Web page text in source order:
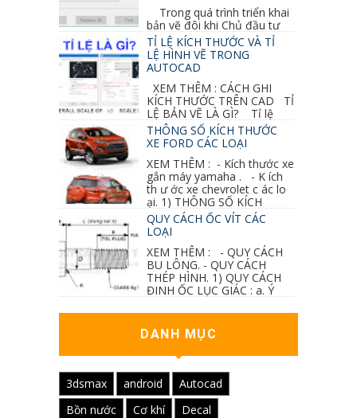
Trong quá trình triển khai
bản vẽ đôi khi Chủ đầu tư
thay đổi thiết kế hoặc do bản vẽ mình ghi chú
sai mục nào đó...
TỈ LỆ KÍCH THƯỚC VÀ TỈ
LỆ HÌNH VẼ TRONG
AUTOCAD
XEM THÊM : CÁCH GHI
KÍCH THƯỚC TRÊN CAD TỈ
LỆ BẢN VẼ LÀ GÌ? Tỉ lệ
của hình vẽ trong bản vẽ thiết kế kiến trúc...
THÔNG SỐ KÍCH THƯỚC
XE FORD CÁC LOẠI
XEM THÊM : - Kích thước xe
gắn máy yamaha . - K ích
th ư ớc xe chevrolet c ác lo
ại. 1) THÔNG SỐ KÍCH
QUY CÁCH ỐC VÍT CÁC
LOẠI
XEM THÊM : - QUY CÁCH
BU LÔNG. - QUY CÁCH
THÉP HÌNH. 1) QUY CÁCH
ĐINH ỐC LỤC GIÁC : a. Ý
DANH MỤC
3dsmax android
Autocad
Bồn nước
Cơ khí
Decal